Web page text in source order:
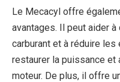
Le Mecacyl offre
avantages. Il peut aider
carburant et à réduire
restaurer la puissance
moteur. De plus, il offre